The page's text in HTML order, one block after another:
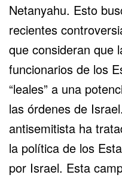
Netanyahu. Esto
recientes
que consideran que
funcionarios de los
“leales” a una
las órdenes de
antisemitista ha
la política de los
por Israel. Esta